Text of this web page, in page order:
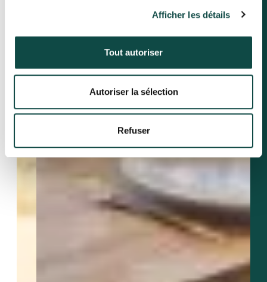
Afficher les détails
Tout autoriser
Autoriser la sélection
Refuser